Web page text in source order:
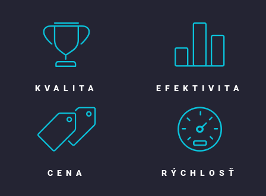
KVALITA EFEKTIVITA
CENA RÝCHLOSŤ